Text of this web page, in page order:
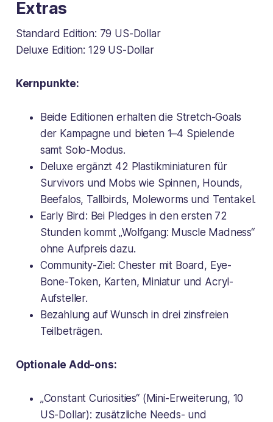
Extras
Standard Edition: 79 US-Dollar
Deluxe Edition: 129 US-Dollar
Kernpunkte:
Beide Editionen erhalten die Stretch-Goals
der Kampagne und bieten 1–4 Spielende
samt Solo-Modus.
Deluxe ergänzt 42 Plastikminiaturen für
Survivors und Mobs wie Spinnen, Hounds,
Beefalos, Tallbirds, Moleworms und Tentakel.
Early Bird: Bei Pledges in den ersten 72
Stunden kommt „Wolfgang: Muscle Madness“
ohne Aufpreis dazu.
Community-Ziel: Chester mit Board, Eye-
Bone-Token, Karten, Miniatur und Acryl-
Aufsteller.
Bezahlung auf Wunsch in drei zinsfreien
Teilbeträgen.
Optionale Add-ons:
„Constant Curiosities“ (Mini-Erweiterung, 10
US-Dollar): zusätzliche Needs- und